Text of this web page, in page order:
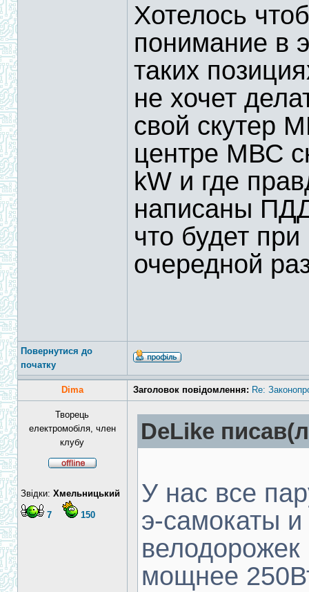
Хотелось
понимание в
таких
не хочет
свой скутер
центре МВС
kW и где
написаны
что будет
очередной
Повернутися до
початку
Dima Заголовок повідомлення: Re:
Творець
електромобіля, член
клубу
Звідки: Хмельницький
7 150
DeLike
У нас все
э-самокаты
мощнее